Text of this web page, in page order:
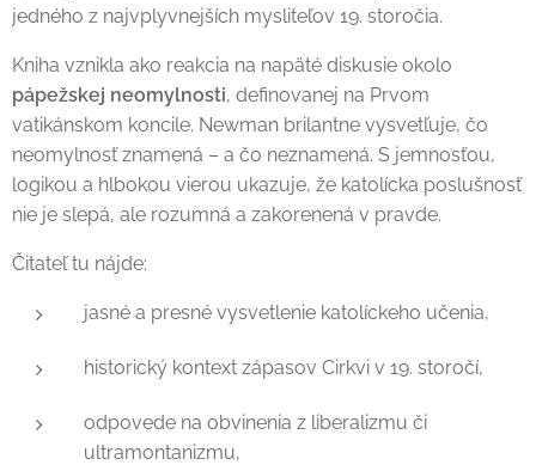
jedného z najvplyvnejších mysliteľov 19. storočia.
Kniha vznikla ako reakcia na napäté diskusie okolo
pápežskej neomylnosti, definovanej na Prvom
vatikánskom koncile. Newman brilantne vysvetľuje, čo
neomylnosť znamená – a čo neznamená. S jemnosťou,
logikou a hlbokou vierou ukazuje, že katolícka poslušnosť
nie je slepá, ale rozumná a zakorenená v pravde.
Čitateľ tu nájde:
jasné a presné vysvetlenie katolíckeho učenia,
historický kontext zápasov Cirkvi v 19. storočí,
odpovede na obvinenia z liberalizmu či
ultramontanizmu,